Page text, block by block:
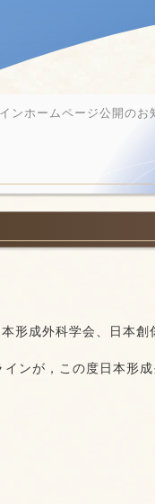
ンホームページ公開のお
形成外科学会、日本
ンが，この度日本形